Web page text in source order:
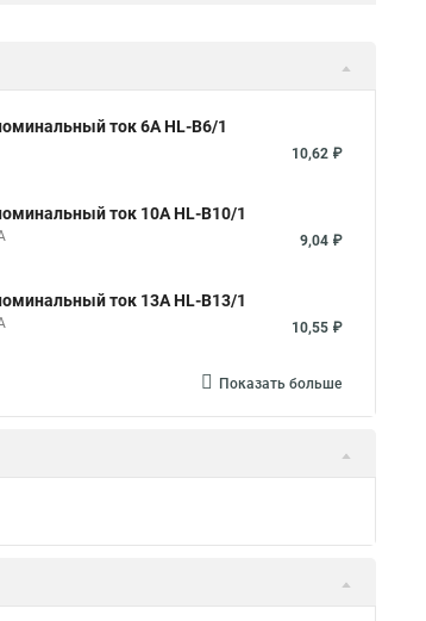
ток 6А HL-B6/1
10,62 ₽
ток 10А HL-B10/1
9,04 ₽
ток 13А HL-B13/1
10,55 ₽
Показать больше